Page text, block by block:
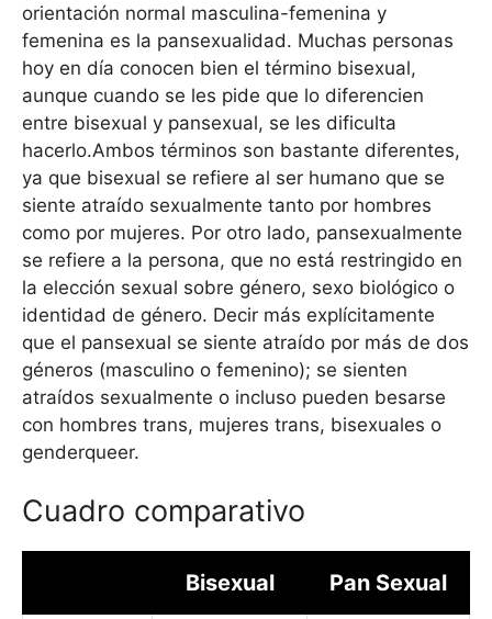
orientación normal masculina-femenina y
femenina es la pansexualidad. Muchas personas
hoy en día conocen bien el término bisexual,
aunque cuando se les pide que lo diferencien
entre bisexual y pansexual, se les dificulta
hacerlo.Ambos términos son bastante diferentes,
ya que bisexual se refiere al ser humano que se
siente atraído sexualmente tanto por hombres
como por mujeres. Por otro lado, pansexualmente
se refiere a la persona, que no está restringido en
la elección sexual sobre género, sexo biológico o
identidad de género. Decir más explícitamente
que el pansexual se siente atraído por más de dos
géneros (masculino o femenino); se sienten
atraídos sexualmente o incluso pueden besarse
con hombres trans, mujeres trans, bisexuales o
genderqueer.
Cuadro comparativo
Bisexual Pan Sexual